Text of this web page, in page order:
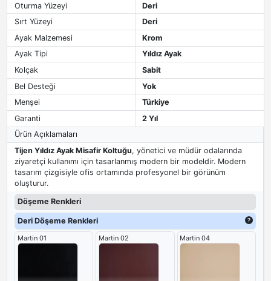
Oturma Yüzeyi
Deri
Sırt Yüzeyi
Deri
Ayak Malzemesi
Krom
Ayak Tipi
Yıldız Ayak
Kolçak
Sabit
Bel Desteği
Yok
Menşei
Türkiye
Garanti
2 Yıl
Ürün Açıklamaları
Tijen Yıldız Ayak Misafir Koltuğu, yönetici ve müdür odalarında
ziyaretçi kullanımı için tasarlanmış modern bir modeldir. Modern
tasarım çizgisiyle ofis ortamında profesyonel bir görünüm
oluşturur.
Döşeme Renkleri
Deri Döşeme Renkleri
Martin 01 Martin 02 Martin 04